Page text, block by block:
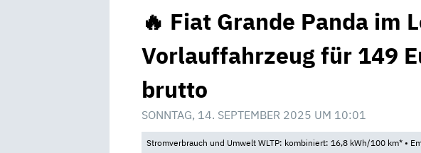
🔥 Fiat Grande Panda im
Vorlauffahrzeug für 149
brutto
SONNTAG, 14. SEPTEMBER 2025 UM 10:01
Stromverbrauch und Umwelt WLTP: kombiniert: 16,8 kWh/100 km* •